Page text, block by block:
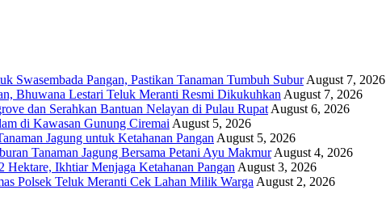
Swasembada Pangan, Pastikan Tanaman Tumbuh Subur August 7, 2026
Bhuwana Lestari Teluk Meranti Resmi Dikukuhkan August 7, 2026
dan Serahkan Bantuan Nelayan di Pulau Rupat August 6, 2026
di Kawasan Gunung Ciremai August 5, 2026
Jagung untuk Ketahanan Pangan August 5, 2026
Tanaman Jagung Bersama Petani Ayu Makmur August 4, 2026
Ikhtiar Menjaga Ketahanan Pangan August 3, 2026
Polsek Teluk Meranti Cek Lahan Milik Warga August 2, 2026